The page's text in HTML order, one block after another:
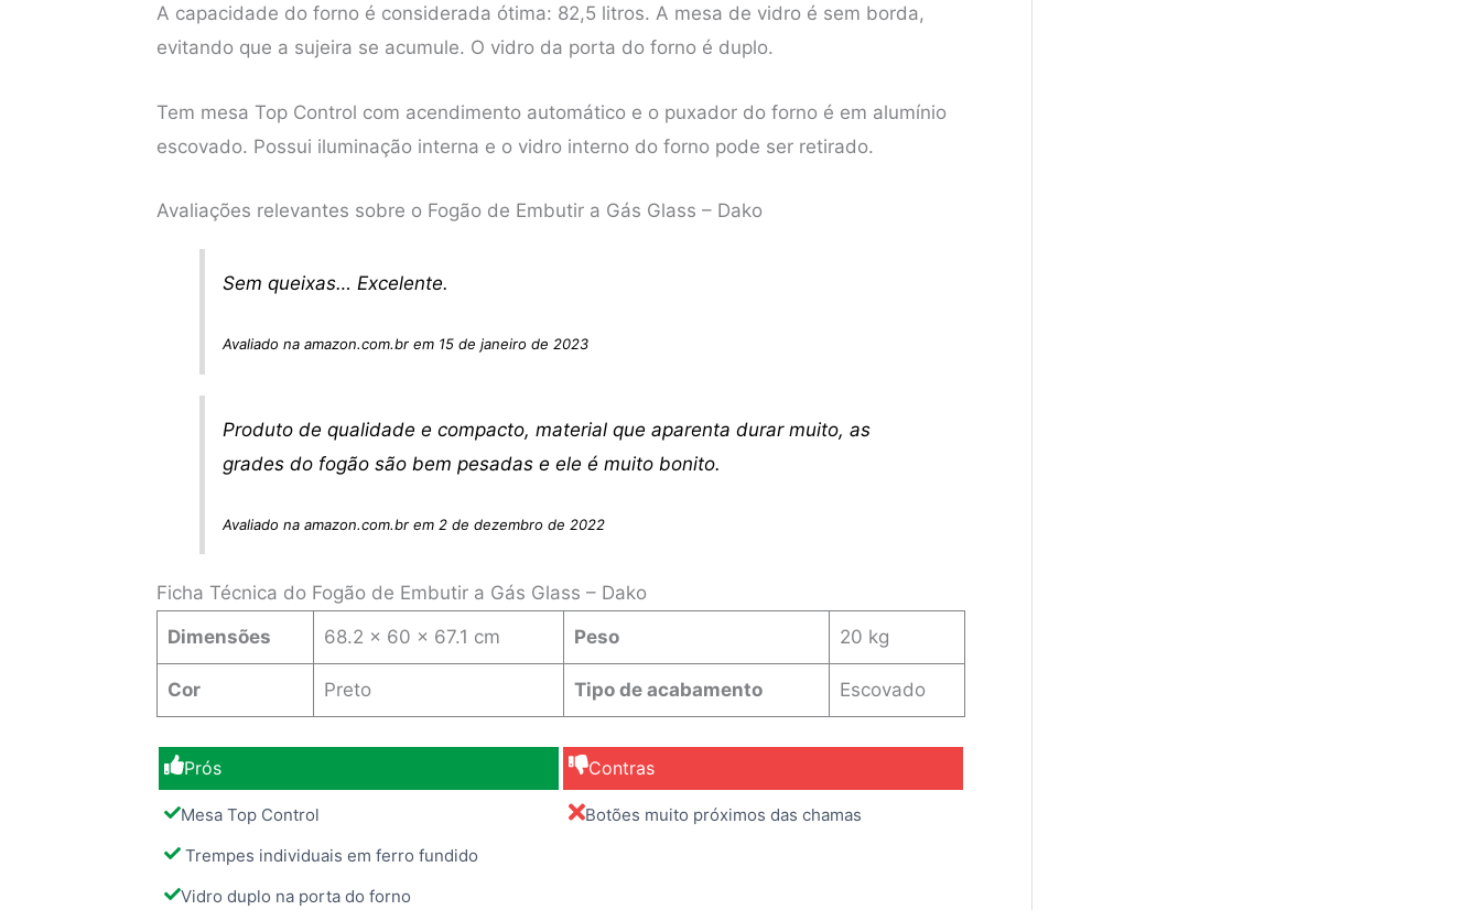
A capacidade do forno é considerada ótima: 82,5 litros. A mesa de vidro é sem borda,
evitando que a sujeira se acumule. O vidro da porta do forno é duplo.
Tem mesa Top Control com acendimento automático e o puxador do forno é em alumínio
escovado. Possui iluminação interna e o vidro interno do forno pode ser retirado.
Avaliações relevantes sobre o Fogão de Embutir a Gás Glass – Dako
Sem queixas… Excelente.
Avaliado na amazon.com.br em 15 de janeiro de 2023
Produto de qualidade e compacto, material que aparenta durar muito, as
grades do fogão são bem pesadas e ele é muito bonito.
Avaliado na amazon.com.br em 2 de dezembro de 2022
Ficha Técnica do Fogão de Embutir a Gás Glass – Dako
Dimensões
‎68.2 x 60 x 67.1 cm Peso 20 kg
Cor Preto Tipo de acabamento Escovado
Prós Contras
Mesa Top Control
Trempes individuais em ferro fundido
Vidro duplo na porta do forno
Botões muito próximos das chamas